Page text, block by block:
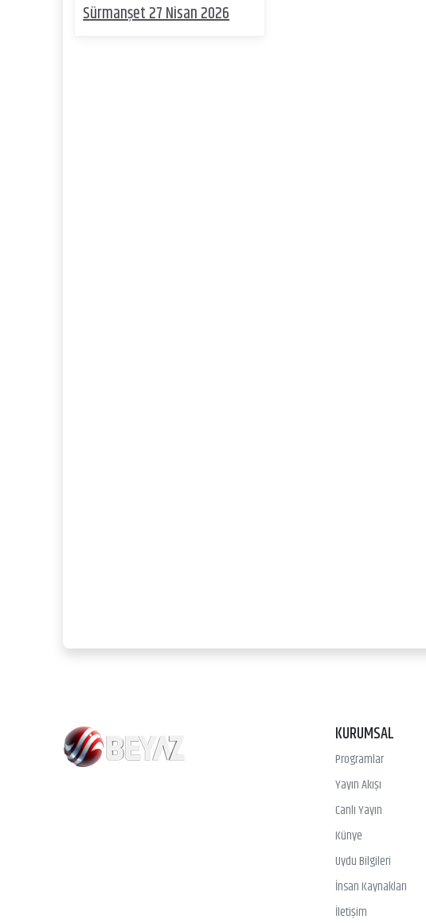
Sürmanşet 27 Nisan 2026
KURUMSAL
Programlar
Yayın Akışı
Canlı Yayın
Künye
Uydu Bilgileri
İnsan Kaynakları
İletişim